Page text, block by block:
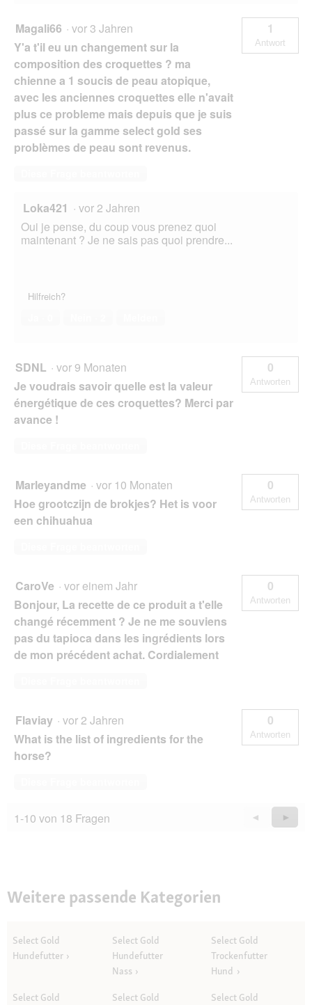
Magali66 · vor 3 Jahren
Y'a t'il eu un changement sur la
composition des croquettes ? ma
chienne a 1 soucis de peau atopique,
avec les anciennes croquettes elle n'avait
plus ce probleme mais depuis que je suis
passé sur la gamme select gold ses
problèmes de peau sont revenus.
1
Antwort
Loka421 · vor 2 Jahren
Oui je pense, du coup vous prenez quoi
maintenant ? Je ne sais pas quoi prendre...
Hilfreich?
SDNL · vor 9 Monaten
Je voudrais savoir quelle est la valeur
énergétique de ces croquettes? Merci par
avance !
0
Antworten
Marleyandme · vor 10 Monaten
Hoe grootczijn de brokjes? Het is voor
een chihuahua
0
Antworten
CaroVe · vor einem Jahr
Bonjour, La recette de ce produit a t'elle
changé récemment ? Je ne me souviens
pas du tapioca dans les ingrédients lors
de mon précédent achat. Cordialement
0
Antworten
Flaviay · vor 2 Jahren
What is the list of ingredients for the
horse?
0
Antworten
1-10 von 18 Fragen
Zurück
Questions
◄
Weiter
►
Weitere passende Kategorien
Select Gold
Hundefutter
Select Gold
Hundefutter
Nass
Select Gold
Trockenfutter
Hund
Select Gold
Select Gold
Select Gold